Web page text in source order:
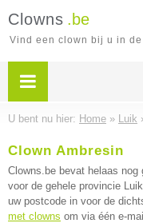
Clowns .be
Vind een clown bij u in
U bent nu hier: Home » Luik
Clown Ambresin
Clowns.be bevat helaas nog
voor de gehele provincie
uw postcode in voor de
met clowns om via één e-